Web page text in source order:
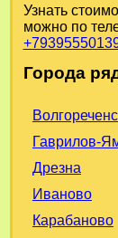
Узнать
можно по
Города
Гаврилов-
Дрезна
Иваново
Карабаново